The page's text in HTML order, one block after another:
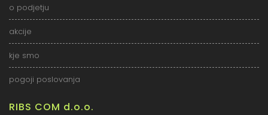
o podjetju
akcije
kje smo
pogoji poslovanja
RIBS COM d.o.o.